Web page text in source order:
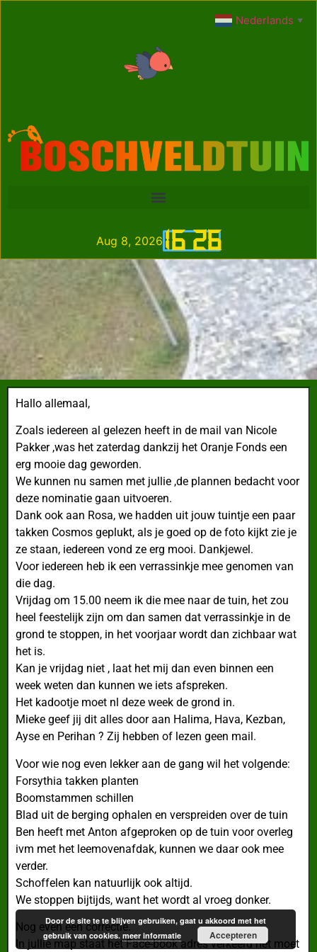
16:26
Aug 8, 2026
Hallo allemaal,
Zoals iedereen al gelezen heeft in de mail van Nicole
Pakker ,was het zaterdag dankzij het Oranje Fonds een
erg mooie dag geworden.
We kunnen nu samen met jullie ,de plannen bedacht voor
deze nominatie gaan uitvoeren.
Dank ook aan Rosa, we hadden uit jouw tuintje een paar
takken Cosmos geplukt, als je goed op de foto kijkt zie je
ze staan, iedereen vond ze erg mooi. Dankjewel.
Voor iedereen heb ik een verrassinkje mee genomen van
die dag.
Vrijdag om 15.00 neem ik die mee naar de tuin, het zou
heel feestelijk zijn om dan samen dat verrassinkje in de
grond te stoppen, in het voorjaar wordt dan zichbaar wat
het is.
Kan je vrijdag niet , laat het mij dan even binnen een
week weten dan kunnen we iets afspreken.
Het kadootje moet nl deze week de grond in.
Mieke geef jij dit alles door aan Halima, Hava, Kezban,
Ayse en Perihan ? Zij hebben of lezen geen mail.
Voor wie nog even lekker aan de gang wil het volgende:
Forsythia takken planten
Boomstammen schillen
Blad uit de berging ophalen en verspreiden over de tuin
Ben heeft met Anton afgeproken op de tuin voor overleg
ivm met het leemovenafdak, kunnen we daar ook mee
verder.
Schoffelen kan natuurlijk ook altijd.
We stoppen bijtijds, want het wordt al vroeg donker.
Nog even een correctie.
In jullie map staat het Face-book adres verkeerd het moet
Nederlands ▼
Door de site te te blijven gebruiken, gaat u akkoord met het
gebruik van cookies.meer informatie Accepteren